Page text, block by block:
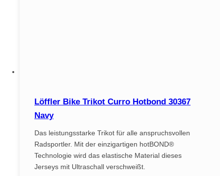
Löffler Bike Trikot Curro Hotbond 30367
Navy
Das leistungsstarke Trikot für alle anspruchsvollen
Radsportler. Mit der einzigartigen hotBOND®
Technologie wird das elastische Material dieses
Jerseys mit Ultraschall verschweißt.